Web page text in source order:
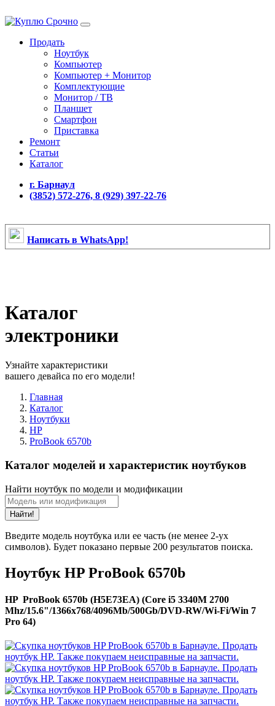
Продать
Ноутбук
Компьютер
Компьютер + Монитор
Комплектующие
Монитор / ТВ
Планшет
Смартфон
Приставка
Ремонт
Статьи
Каталог
г. Барнаул
(3852) 572-276, 8 (929) 397-22-76
Написать в WhatsApp!
Каталог
электроники
Узнайте характеристики
вашего девайса по его модели!
Главная
Каталог
Ноутбуки
HP
ProBook 6570b
Каталог моделей и характеристик ноутбуков
Найти ноутбук по модели и модификации
Найти!
Введите модель ноутбука или ее часть (не менее 2-ух
символов). Будет показано первые 200 результатов поиска.
Ноутбук HP ProBook 6570b
HP ProBook 6570b (H5E73EA) (Core i5 3340M 2700
Mhz/15.6"/1366x768/4096Mb/500Gb/DVD-RW/Wi-Fi/Win 7
Pro 64)